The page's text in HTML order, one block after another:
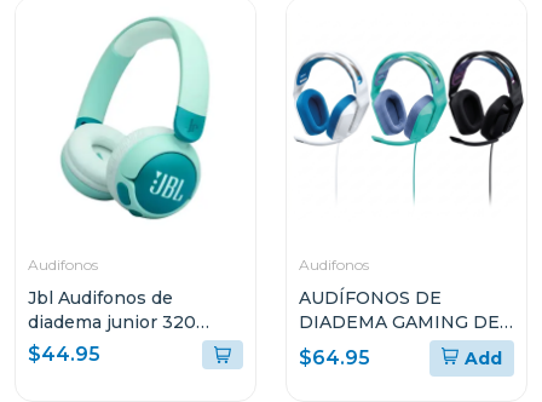
Audifonos
Jbl Audifonos de
diadema junior 320
inalámbricos bt verde
grnam
$44.95
Audifonos
AUDÍFONOS DE
DIADEMA GAMING DE
LOGITECH DE CABLE
CON MICRÓFONO
$64.95 Add